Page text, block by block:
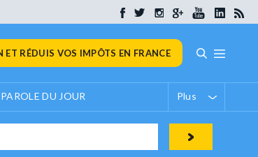
RÉDUIS VOS IMPÔTS EN FRANCE
PAROLE DU JOUR Plus